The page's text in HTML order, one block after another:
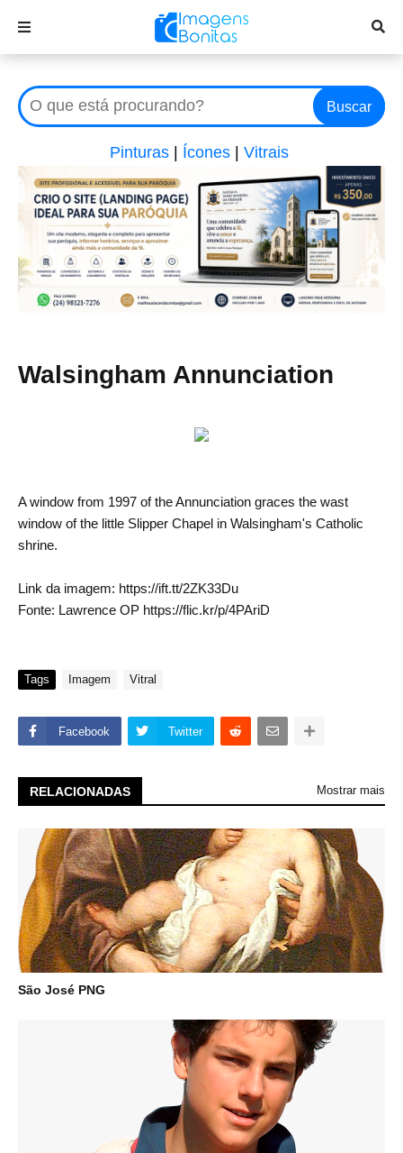
Buscar
Pinturas Ícones Vitrais
Walsingham Annunciation
A window from 1997 of the Annunciation graces the wast
window of the little Slipper Chapel in Walsingham's Catholic
shrine.
Link da imagem: https://ift.tt/2ZK33Du
Fonte: Lawrence OP https://flic.kr/p/4PAriD
Tags Imagem Vitral
Facebook Twitter
RELACIONADAS Mostrar mais
São José PNG